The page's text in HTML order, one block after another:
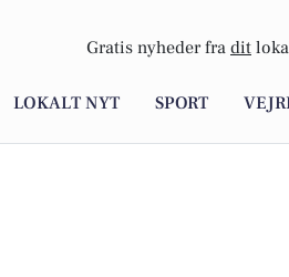
Gratis nyheder fra dit
LOKALT NYT SPORT